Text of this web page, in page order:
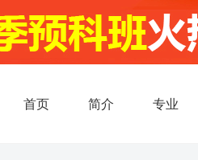
首页 简介 专业